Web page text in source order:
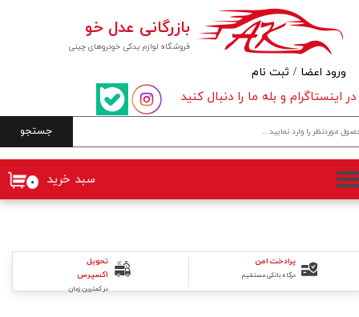
فروشگاه لوازم یدکی خودروهای چینی
بازرگانی عدل خو
جستجو
۰ سبد خرید
در اینستاگرام و بله ما را دنبال کنید
ورود اعضا / ثبت نام
حساب کاربری من
تغییر گذر واژه
سفارشات
خروج از حساب کاربری
تحویل
اکسپرس
در کمترین زمان
پرادخت امن
درگاه بانکی مستقیم